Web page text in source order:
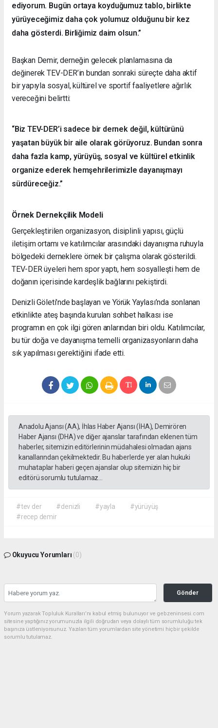
ediyorum. Bugün ortaya koyduğumuz tablo, birlikte
yürüyeceğimiz daha çok yolumuz olduğunu bir kez
daha gösterdi. Birliğimiz daim olsun.”
Başkan Demir, derneğin gelecek planlamasına da
değinerek TEV-DER’in bundan sonraki süreçte daha aktif
bir yapıyla sosyal, kültürel ve sportif faaliyetlere ağırlık
vereceğini belirtti:
“Biz TEV-DER’i sadece bir dernek değil, kültürünü
yaşatan büyük bir aile olarak görüyoruz. Bundan sonra
daha fazla kamp, yürüyüş, sosyal ve kültürel etkinlik
organize ederek hemşehrilerimizle dayanışmayı
sürdüreceğiz.”
Örnek Dernekçilik Modeli
Gerçekleştirilen organizasyon, disiplinli yapısı, güçlü
iletişim ortamı ve katılımcılar arasındaki dayanışma ruhuyla
bölgedeki derneklere örnek bir çalışma olarak gösterildi.
TEV-DER üyeleri hem spor yaptı, hem sosyalleşti hem de
doğanın içerisinde kardeşlik bağlarını pekiştirdi.
Denizli Göleti’nde başlayan ve Yörük Yaylası’nda sonlanan
etkinlikte ateş başında kurulan sohbet halkası ise
programın en çok ilgi gören anlarından biri oldu. Katılımcılar,
bu tür doğa ve dayanışma temelli organizasyonların daha
sık yapılması gerektiğini ifade etti.
Anadolu Ajansı (AA), İhlas Haber Ajansı (İHA), Demirören
Haber Ajansı (DHA) ve diğer ajanslar tarafından eklenen tüm
haberler, sitemizin editörlerinin müdahalesi olmadan ajans
kanallarından çekilmektedir. Bu haberlerde yer alan hukuki
muhataplar haberi geçen ajanslar olup sitemizin hiç bir
editörü sorumlu tutulamaz...
#tev der #denizli #yayla
#yürüyüş
#recep demir
Okuyucu Yorumları (0)
Gönder
Yorum yazarak Topluluk Kuralları’nı kabul etmiş bulunuyor ve gebzeninsesi.com
sitesine yaptığınız yorumunuzla ilgili doğrudan veya dolaylı tüm sorumluluğu tek
başınıza üstleniyorsunuz. Yazılan tüm yorumlardan site yönetimi hiçbir şekilde
sorumlu tutulamaz.